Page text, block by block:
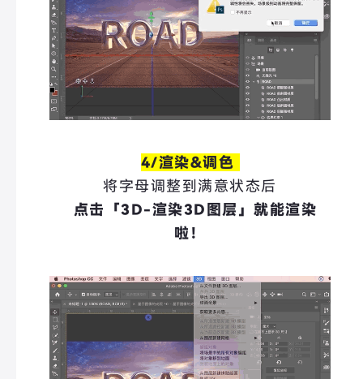
4/渲染&调色
将字母调整到满意状态后
点击「3D-渲染3D图层」就能渲染
啦！